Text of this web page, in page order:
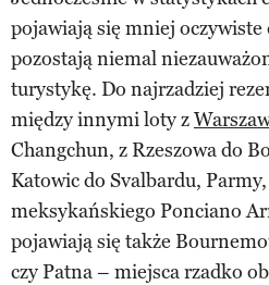
pojawiają się mniej
pozostają niemal
turystykę. Do najrzadziej
między innymi loty z
Changchun, z Rzeszowa do
Katowic do Svalbardu,
meksykańskiego Ponciano
pojawiają się także
czy Patna – miejsca rzadko